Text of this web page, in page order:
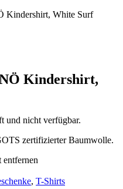
Kindershirt, White Surf
Kindershirt,
und nicht verfügbar.
zertifizierter Baumwolle.
entfernen
, T-Shirts